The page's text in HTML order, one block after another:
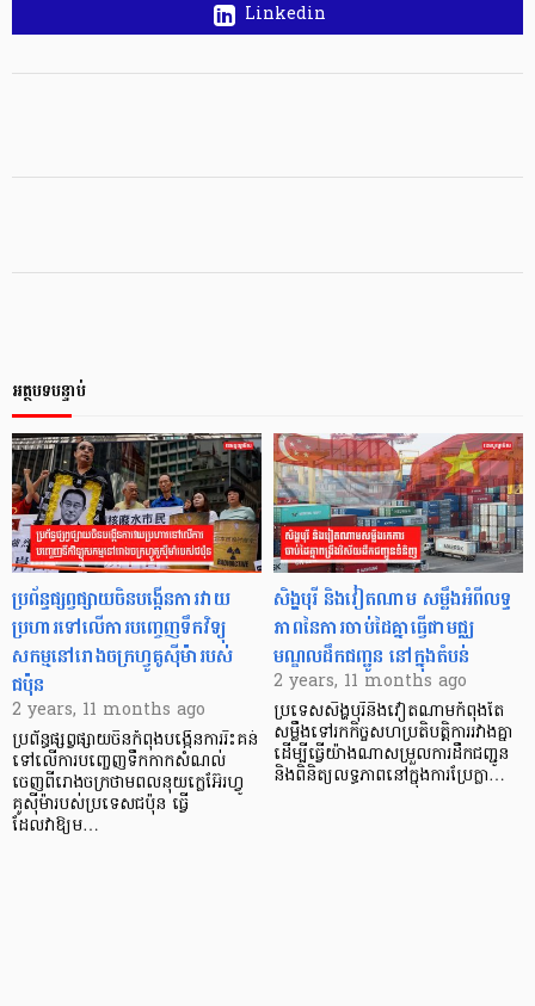
Linkedin
អត្ថបទបន្ទាប់
ប្រព័ន្ធផ្សព្វផ្សាយចិនបង្កើនការវាយ
ប្រហារទៅលើការបញ្ចេញទឹកវិទ្យុ
សកម្មនៅរោងចក្រហ្វូគូស៊ីម៉ារបស់
ជប៉ុន
2 years, 11 months ago
ប្រព័ន្ធផ្សព្វផ្សាយចិនកំពុងបង្កើនការរិះគន់
ទៅលើការបញ្ចេញទឹកកាកសំណល់
ចេញពីរោងចក្រថាមពលនុយក្លេអ៊ែរហ្វូ
គូស៊ីម៉ារបស់ប្រទេសជប៉ុន ធ្វើ
ដែលវាឱ្យម…
សិង្ហបុរី និងវៀតណាម សម្លឹងអំពីលទ្ធ
ភាពនៃការចាប់ដៃគ្នាធ្វើជាមជ្ឈ
មណ្ឌលដឹកជញ្ជូន នៅក្នុងតំបន់
2 years, 11 months ago
ប្រទេសសិង្ហបុរីនិងវៀតណាមកំពុងតែ
សម្លឹងទៅរកកិច្ចសហប្រតិបត្តិការរវាងគ្នា
ដើម្បីធ្វើយ៉ាងណាសម្រួលការដឹកជញ្ជូន
និងពិនិត្យលទ្ធភាពនៅក្នុងការប្រែក្លា…